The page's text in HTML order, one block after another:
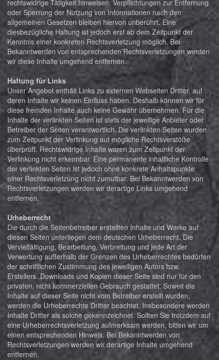
rechtswidrige Tätigkeit hinweisen. Verpflichtungen zur Entfernung
oder Sperrung der Nutzung von Informationen nach den
allgemeinen Gesetzen bleiben hiervon unberührt. Eine
diesbezügliche Haftung ist jedoch erst ab dem Zeitpunkt der
Kenntnis einer konkreten Rechtsverletzung möglich. Bei
Bekanntwerden von entsprechenden Rechtsverletzungen werden
wir diese Inhalte umgehend entfernen.
Haftung für Links
Unser Angebot enthält Links zu externen Webseiten Dritter, auf
deren Inhalte wir keinen Einfluss haben. Deshalb können wir für
diese fremden Inhalte auch keine Gewähr übernehmen. Für die
Inhalte der verlinkten Seiten ist stets der jeweilige Anbieter oder
Betreiber der Seiten verantwortlich. Die verlinkten Seiten wurden
zum Zeitpunkt der Verlinkung auf mögliche Rechtsverstöße
überprüft. Rechtswidrige Inhalte waren zum Zeitpunkt der
Verlinkung nicht erkennbar. Eine permanente inhaltliche Kontrolle
der verlinkten Seiten ist jedoch ohne konkrete Anhaltspunkte
einer Rechtsverletzung nicht zumutbar. Bei Bekanntwerden von
Rechtsverletzungen werden wir derartige Links umgehend
entfernen.
Urheberrecht
Die durch die Seitenbetreiber erstellten Inhalte und Werke auf
diesen Seiten unterliegen dem deutschen Urheberrecht. Die
Vervielfältigung, Bearbeitung, Verbreitung und jede Art der
Verwertung außerhalb der Grenzen des Urheberrechtes bedürfen
der schriftlichen Zustimmung des jeweiligen Autors bzw.
Erstellers. Downloads und Kopien dieser Seite sind nur für den
privaten, nicht kommerziellen Gebrauch gestattet. Soweit die
Inhalte auf dieser Seite nicht vom Betreiber erstellt wurden,
werden die Urheberrechte Dritter beachtet. Insbesondere werden
Inhalte Dritter als solche gekennzeichnet. Sollten Sie trotzdem auf
eine Urheberrechtsverletzung aufmerksam werden, bitten wir um
einen entsprechenden Hinweis. Bei Bekanntwerden von
Rechtsverletzungen werden wir derartige Inhalte umgehend
entfernen.